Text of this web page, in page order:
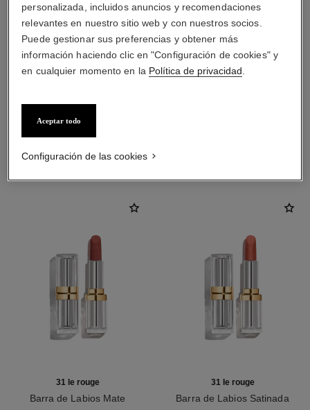
LA COMBINACIÓN PERFECTA
31 le rouge
Barra de Labios Mate
31 le rouge
Barra de Labios Satinada
personalizada, incluidos anuncios y recomendaciones
relevantes en nuestro sitio web y con nuestros socios.
Puede gestionar sus preferencias y obtener más
información haciendo clic en "Configuración de cookies" y
en cualquier momento en la Política de privacidad
Aceptar todo
Configuración de las cookies